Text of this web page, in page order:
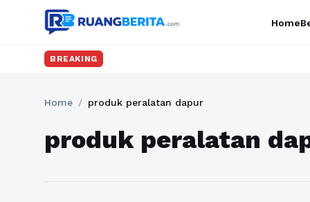
Home
BREAKING
Home / produk peralatan dapur
produk peralatan